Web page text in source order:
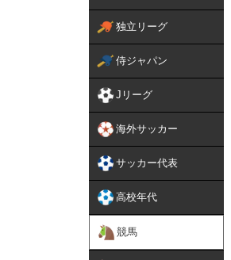
独立リーグ
侍ジャパン
Jリーグ
海外サッカー
サッカー代表
高校年代
競馬